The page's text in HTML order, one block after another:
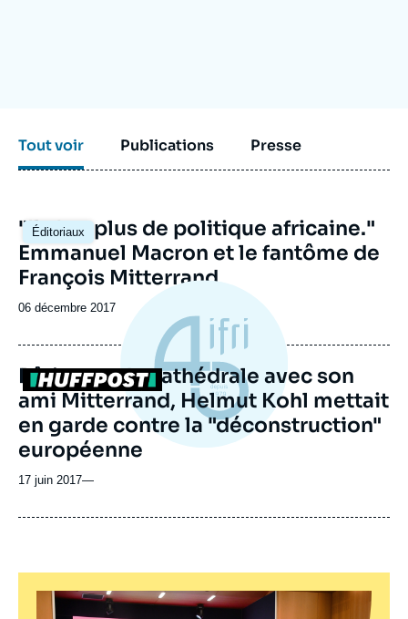
Tout voir Publications Presse
Éditoriaux
"Il n'y a plus de politique africaine."
Emmanuel Macron et le fantôme de
François Mitterrand
Date
publication
06 décembre 2017
Logo
Bâtisseur de cathédrale avec son
ami Mitterrand, Helmut Kohl mettait
en garde contre la "déconstruction"
européenne
17 juin 2017—